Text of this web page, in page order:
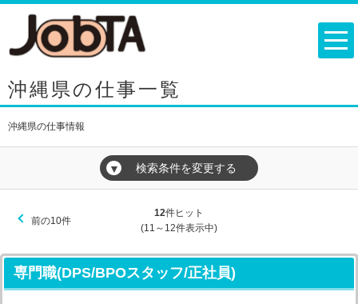
沖縄県の仕事一覧
沖縄県の仕事情報
▼ 検索条件を変更する
前の10件
12件ヒット
(11～12件表示中)
専門職(DPS/BPOスタッフ/正社員)